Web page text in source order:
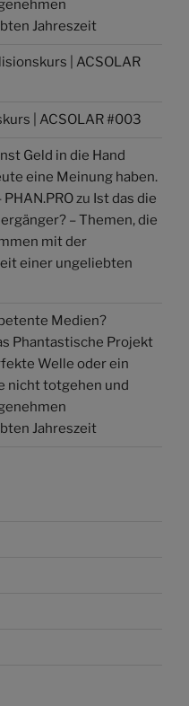
Jahreszeit
| ACSOLAR
| ACSOLAR #003
Geld in die Hand
eine Meinung haben.
zu Ist das die
– Themen, die
mit der
einer ungeliebten
Medien?
Phantastische Projekt
Welle oder ein
nicht totgehen und
Jahreszeit